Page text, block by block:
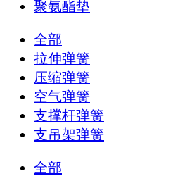
聚氨酯垫
全部
拉伸弹簧
压缩弹簧
空气弹簧
支撑杆弹簧
支吊架弹簧
全部